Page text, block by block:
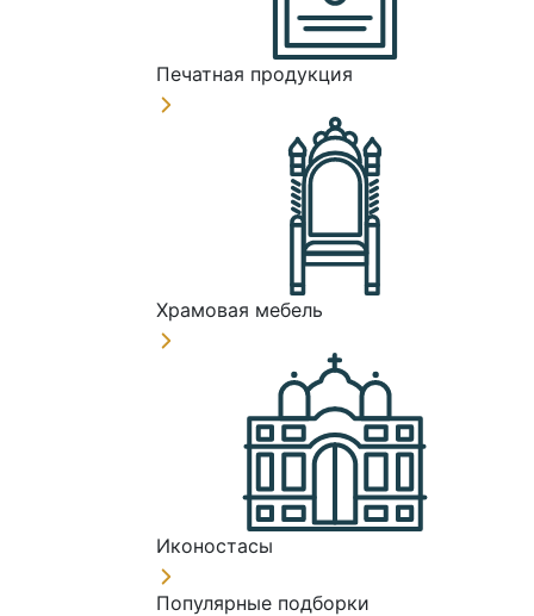
Печатная продукция
Храмовая мебель
Иконостасы
Популярные подборки